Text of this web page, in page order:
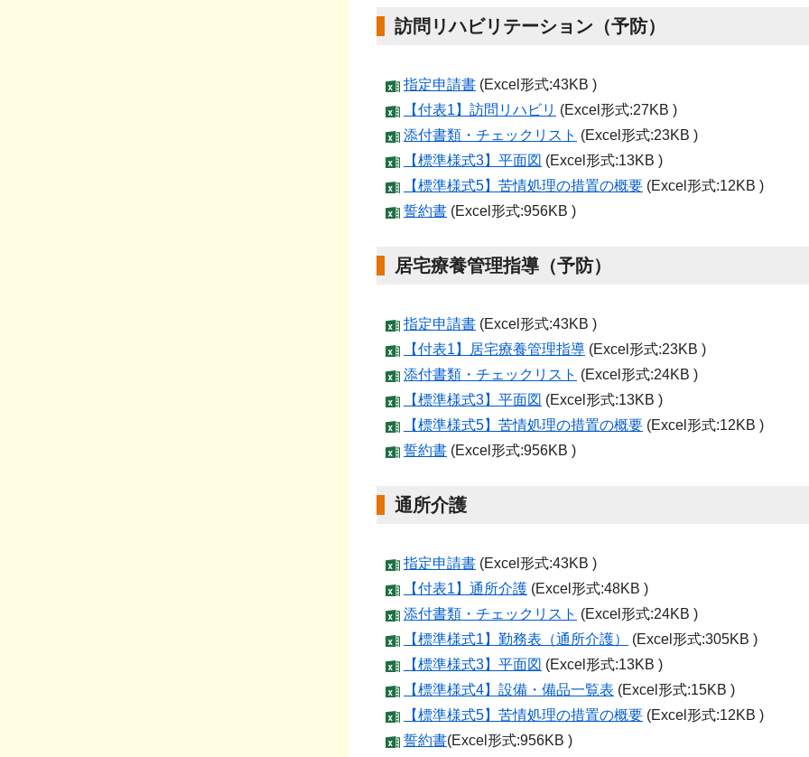
訪問リハビリテーション（予防）
指定申請書 (Excel形式:43KB )
【付表1 】訪問リハビリ (Excel形式:27KB )
添付書類・チェックリスト (Excel形式:23KB )
【標準様式3】平面図 (Excel形式:13KB )
【標準様式5】苦情処理の措置の概要 (Excel形式:12KB )
誓約書 (Excel形式:956KB )
居宅療養管理指導（予防）
指定申請書 (Excel形式:43KB )
【付表1 】居宅療養管理指導 (Excel形式:23KB )
添付書類・チェックリスト (Excel形式:24KB )
【標準様式3】平面図 (Excel形式:13KB )
【標準様式5】苦情処理の措置の概要 (Excel形式:12KB )
誓約書 (Excel形式:956KB )
通所介護
指定申請書 (Excel形式:43KB )
【付表1 】通所介護 (Excel形式:48KB )
添付書類・チェックリスト (Excel形式:24KB )
【標準様式1 】勤務表（通所介護）
(Excel形式:305KB )
【標準様式3】平面図 (Excel形式:13KB )
【標準様式4】設備・備品一覧表 (Excel形式:15KB )
【標準様式5】苦情処理の措置の概要 (Excel形式:12KB )
誓約書(Excel形式:956KB )